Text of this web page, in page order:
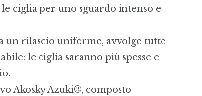
ciglia per uno sguardo intenso e
un rilascio uniforme, avvolge tutte
le ciglia saranno più spesse e
Akosky Azuki®, composto